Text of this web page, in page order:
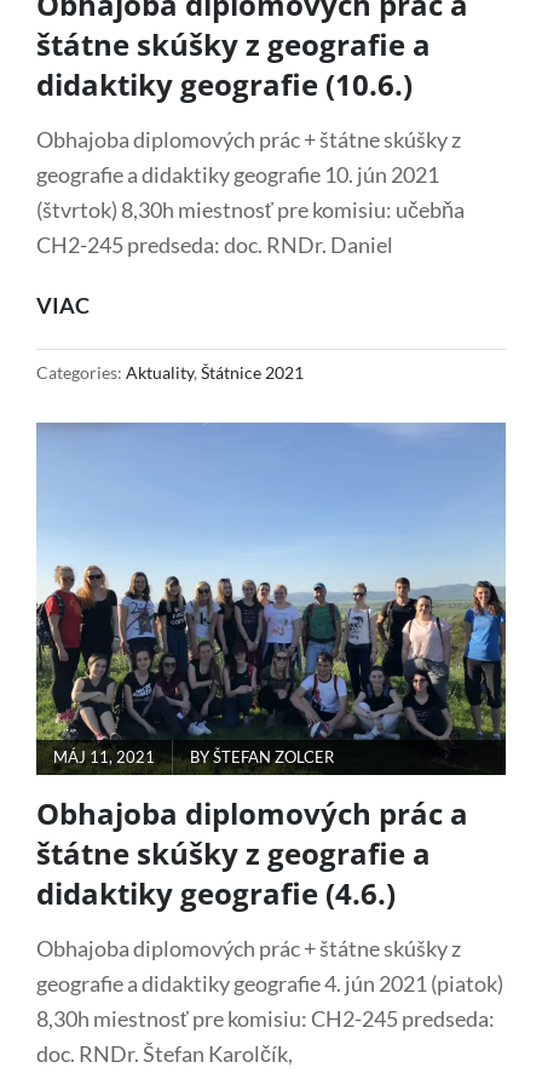
štátne skúšky z geografie a
didaktiky geografie (10.6.)
Obhajoba diplomových prác + štátne skúšky z
geografie a didaktiky geografie 10. jún 2021
(štvrtok) 8,30h miestnosť pre komisiu: učebňa
CH2-245 predseda: doc. RNDr. Daniel
VIACOBHAJOBA
PRÁC
A
DIDAKTIKY
GEOGRAFIE
(10.6.)
Categories: Aktuality, Štátnice 2021
POSTED
ON
MÁJ 11, 2021 BYŠTEFAN ZOLCER
Obhajoba diplomových prác a
štátne skúšky z geografie a
didaktiky geografie (4.6.)
Obhajoba diplomových prác + štátne skúšky z
geografie a didaktiky geografie 4. jún 2021 (piatok)
8,30h miestnosť pre komisiu: CH2-245 predseda:
doc. RNDr. Štefan Karolčík,